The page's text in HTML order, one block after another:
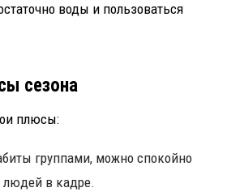
воды и пользоваться
сезона
плюсы:
группами, можно спокойно
людей в кадре.